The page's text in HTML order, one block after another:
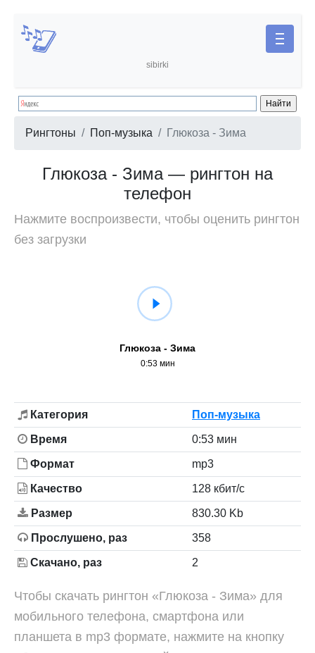
sibirki
Рингтоны Поп-музыка Глюкоза - Зима
Глюкоза - Зима — рингтон на
телефон
Нажмите воспроизвести, чтобы оценить рингтон
без загрузки
Глюкоза - Зима
0:53 мин
Категория Поп-музыка
Время 0:53 мин
Формат mp3
Качество 128 кбит/с
Размер 830.30 Kb
Прослушено, раз 358
Скачано, раз 2
Чтобы скачать рингтон «Глюкоза - Зима» для
мобильного телефона, смартфона или
планшета в mp3 формате, нажмите на кнопку